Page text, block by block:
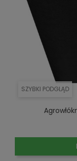
SZYBKI PODGLĄD